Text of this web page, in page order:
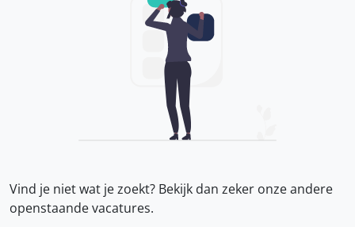
Vind je niet wat je zoekt? Bekijk dan zeker onzeandere
openstaande vacatures.